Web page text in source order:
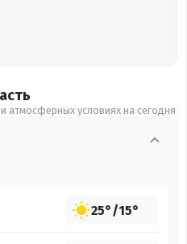
атмосферных условиях на сегодня
25°/15°